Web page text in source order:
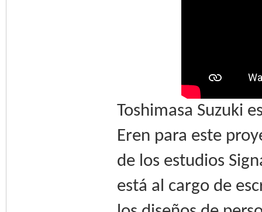
Toshimasa Suzuki
Eren para este
de los estudios
está al cargo de